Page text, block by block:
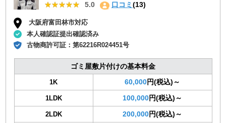
★★★★★
★★★★★ 5.0 口コミ(13)
大阪府富田林市対応
本人確認証提出確認済み
古物商許可証：第62216R024451号
ゴミ屋敷片付けの基本料金
1K 60,000円(税込)～
1LDK 100,000円(税込)～
2LDK 200,000円(税込)～